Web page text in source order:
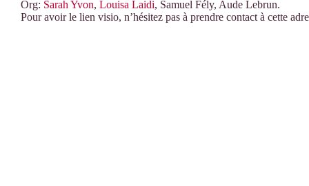
Org: Sarah Yvon, Louisa Laidi, Samuel Fély, Aude Lebrun.
Pour avoir le lien visio, n’hésitez pas à prendre contact à cette